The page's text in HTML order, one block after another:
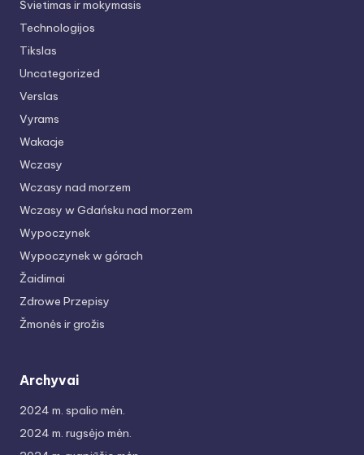
Švietimas ir mokymasis
Technologijos
Tikslas
Uncategorized
Verslas
Vyrams
Wakacje
Wczasy
Wczasy nad morzem
Wczasy w Gdańsku nad morzem
Wypoczynek
Wypoczynek w górach
Žaidimai
Zdrowe Przepisy
Žmonės ir grožis
Archyvai
2024 m. spalio mėn.
2024 m. rugsėjo mėn.